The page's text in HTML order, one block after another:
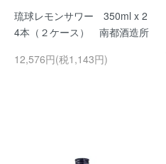
琉球レモンサワー 350ml x 2
4本（２ケース） 南都酒造所
12,576円(税1,143円)